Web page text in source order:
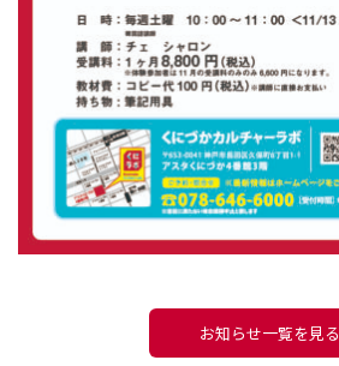
お知らせ一覧を見る